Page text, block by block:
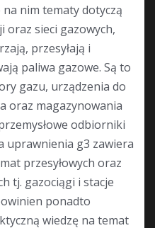
nim tematy dotyczą
oraz sieci gazowych,
przesyłają i
paliwa gazowe. Są to
gazu, urządzenia do
oraz magazynowania
odbiorniki
uprawnienia g3 zawiera
przesyłowych oraz
tj. gazociągi i stacje
ponadto
wiedzę na temat